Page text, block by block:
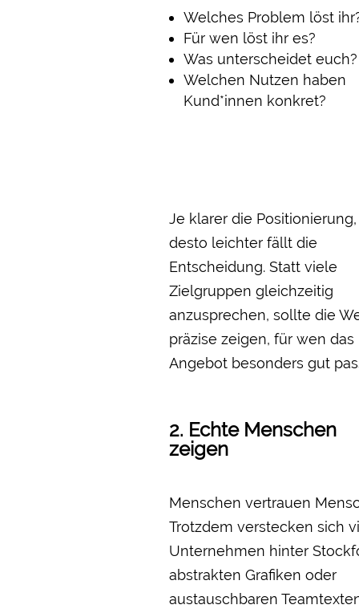
Welches Problem löst
Für wen löst ihr es?
Was unterscheidet euch?
Welchen Nutzen haben
Kund*innen konkret?
Je klarer die Positionierung,
desto leichter fällt die
Entscheidung. Statt viele
Zielgruppen gleichzeitig
anzusprechen, sollte die
präzise zeigen, für wen das
Angebot besonders gut
2. Echte Menschen
zeigen
Menschen vertrauen
Trotzdem verstecken sich
Unternehmen hinter
abstrakten Grafiken oder
austauschbaren